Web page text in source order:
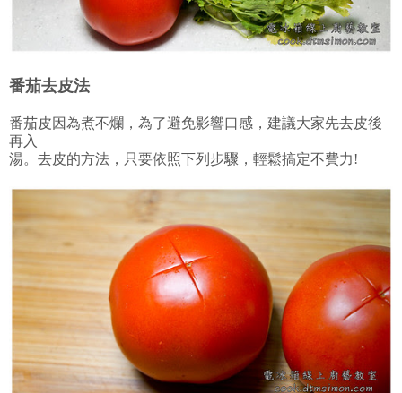
番茄去皮法
番茄皮因為煮不爛，為了避免影響口感，建議大家先去皮後
再入
湯。去皮的方法，只要依照下列步驟，輕鬆搞定不費力!